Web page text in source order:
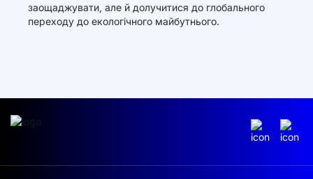
заощаджувати, але й долучитися до глобального
переходу до екологічного майбутнього.